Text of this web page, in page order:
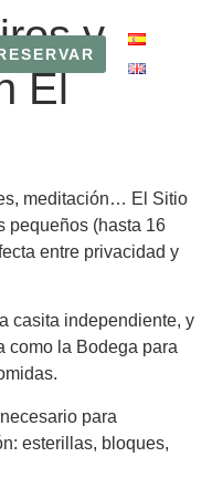
y
El
meditación… El Sitio
pequeños (hasta 16
entre privacidad y
casita independiente, y
como la Bodega para
para
esterillas, bloques,